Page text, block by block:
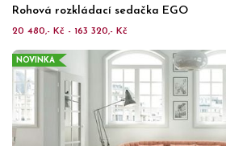
Rohová rozkládací sedačka EGO
20 480,- Kč - 163 320,- Kč
NOVINKA